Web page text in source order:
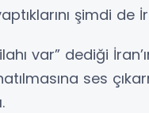
şimdi de
var” dediği
ses